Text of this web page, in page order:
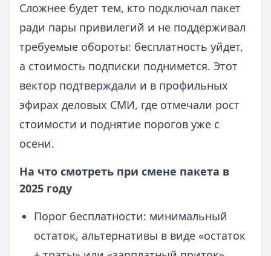
Сложнее будет тем, кто подключал пакет
ради пары привилегий и не поддерживал
требуемые обороты: бесплатность уйдет,
а стоимость подписки поднимется. Этот
вектор подтверждали и в профильных
эфирах деловых СМИ, где отмечали рост
стоимости и поднятие порогов уже с
осени.
На что смотреть при смене пакета в
2025 году
Порог бесплатности: минимальный
остаток, альтернативы в виде «остаток